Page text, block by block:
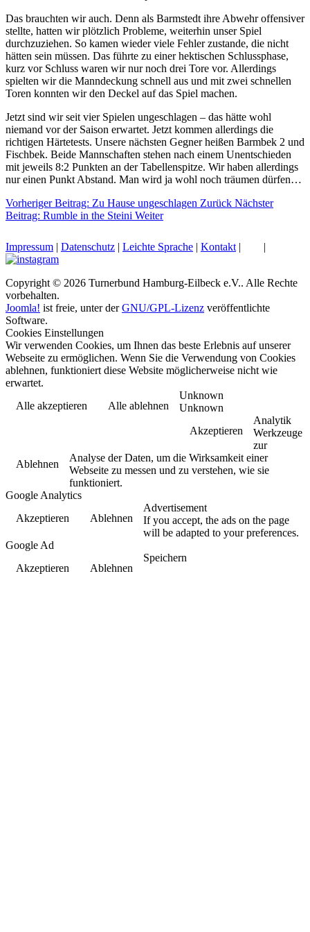
Das brauchten wir auch. Denn als Barmstedt ihre Abwehr offensiver
stellte, hatten wir plötzlich Probleme, weiterhin unser Spiel
durchzuziehen. So kamen wieder viele Fehler zustande, die nicht
hätten sein müssen. Das führte zu einer hektischen Schlussphase,
kurz vor Schluss waren wir nur noch drei Tore vor. Allerdings
spielten wir die Manndeckung schnell aus und mit zwei schnellen
Toren konnten wir den Deckel auf das Spiel machen.
Jetzt sind wir seit vier Spielen ungeschlagen – das hätte wohl
niemand vor der Saison erwartet. Jetzt kommen allerdings die
richtigen Härtetests. Unsere nächsten Gegner heißen Barmbek 2 und
Fischbek. Beide Mannschaften stehen nach einem Unentschieden
mit jeweils 8:2 Punkten an der Tabellenspitze. Wir haben allerdings
nur einen Punkt Abstand. Man wird ja wohl noch träumen dürfen…
Vorheriger Beitrag: Zu Hause ungeschlagen Zurück Nächster
Beitrag: Rumble in the Steini Weiter
Impressum | Datenschutz | Leichte Sprache | Kontakt | |
Copyright © 2026 Turnerbund Hamburg-Eilbeck e.V.. Alle Rechte
vorbehalten.
Joomla! ist freie, unter derGNU/GPL-Lizenz veröffentlichte
Software.
Cookies Einstellungen
Wir verwenden Cookies, um Ihnen das beste Erlebnis auf unserer
Webseite zu ermöglichen. Wenn Sie die Verwendung von Cookies
ablehnen, funktioniert diese Website möglicherweise nicht wie
erwartet.
Alle akzeptieren
Alle ablehnen
Unknown
Unknown
Akzeptieren
Ablehnen
Analytik
Werkzeuge
zur
Analyse der Daten, um die Wirksamkeit einer
Webseite zu messen und zu verstehen, wie sie
funktioniert.
Google Analytics
Akzeptieren
Ablehnen
Advertisement
If you accept, the ads on the page
will be adapted to your preferences.
Google Ad
Akzeptieren
Ablehnen
Speichern